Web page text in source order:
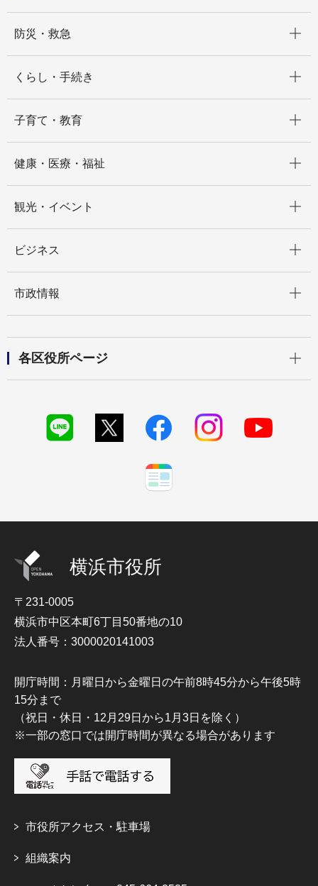
防災・救急
くらし・手続き
子育て・教育
健康・医療・福祉
観光・イベント
ビジネス
市政情報
各区役所ページ
横浜市役所
〒231-0005
横浜市中区本町6丁目50番地の10
法人番号：3000020141003
開庁時間：月曜日から金曜日の午前8時45分から午後5時
15分まで
（祝日・休日・12月29日から1月3日を除く）
※一部の窓口では開庁時間が異なる場合があります
市役所アクセス・駐車場
組織案内